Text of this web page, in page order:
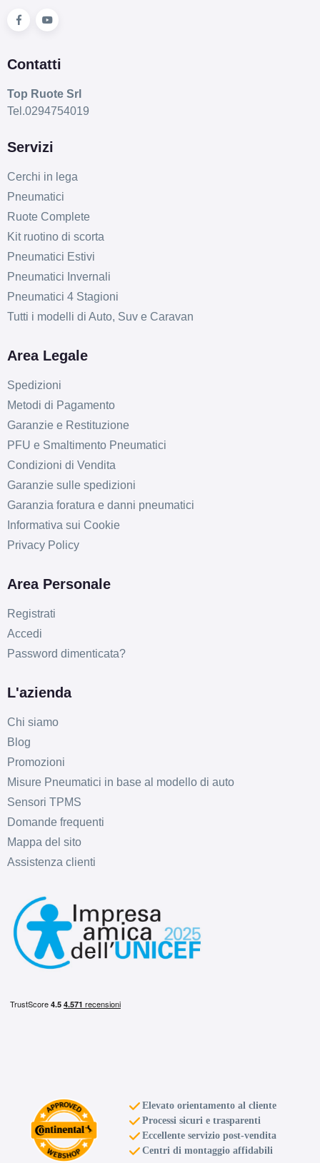
Contatti
Top Ruote Srl
Tel.0294754019
Servizi
Cerchi in lega
Pneumatici
Ruote Complete
Kit ruotino di scorta
Pneumatici Estivi
Pneumatici Invernali
Pneumatici 4 Stagioni
Tutti i modelli di Auto, Suv e Caravan
Area Legale
Spedizioni
Metodi di Pagamento
Garanzie e Restituzione
PFU e Smaltimento Pneumatici
Condizioni di Vendita
Garanzie sulle spedizioni
Garanzia foratura e danni pneumatici
Informativa sui Cookie
Privacy Policy
Area Personale
Registrati
Accedi
Password dimenticata?
L'azienda
Chi siamo
Blog
Promozioni
Misure Pneumatici in base al modello di auto
Sensori TPMS
Domande frequenti
Mappa del sito
Assistenza clienti
Elevato orientamento al cliente
Processi sicuri e trasparenti
Eccellente servizio post-vendita
Centri di montaggio affidabili